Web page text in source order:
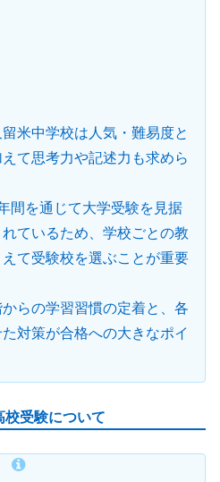
米中学校は人気・難易度と
て思考力や記述力も求めら
間を通じて大学受験を見据
ているため、学校ごとの教
て受験校を選ぶことが重要
らの学習習慣の定着と、各
対策が合格への大きなポイ
校受験について